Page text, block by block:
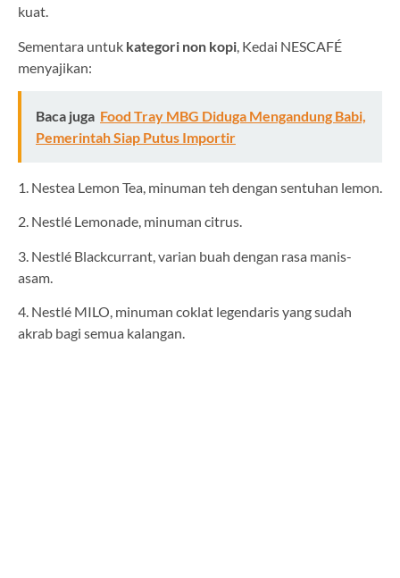
kuat.
Sementara untuk kategori non kopi , Kedai NESCAFÉ
menyajikan:
Baca juga Food Tray MBG Diduga Mengandung Babi,
Pemerintah Siap Putus Importir
1. Nestea Lemon Tea, minuman teh dengan sentuhan lemon.
2. Nestlé Lemonade, minuman citrus.
3. Nestlé Blackcurrant, varian buah dengan rasa manis-
asam.
4. Nestlé MILO, minuman coklat legendaris yang sudah
akrab bagi semua kalangan.